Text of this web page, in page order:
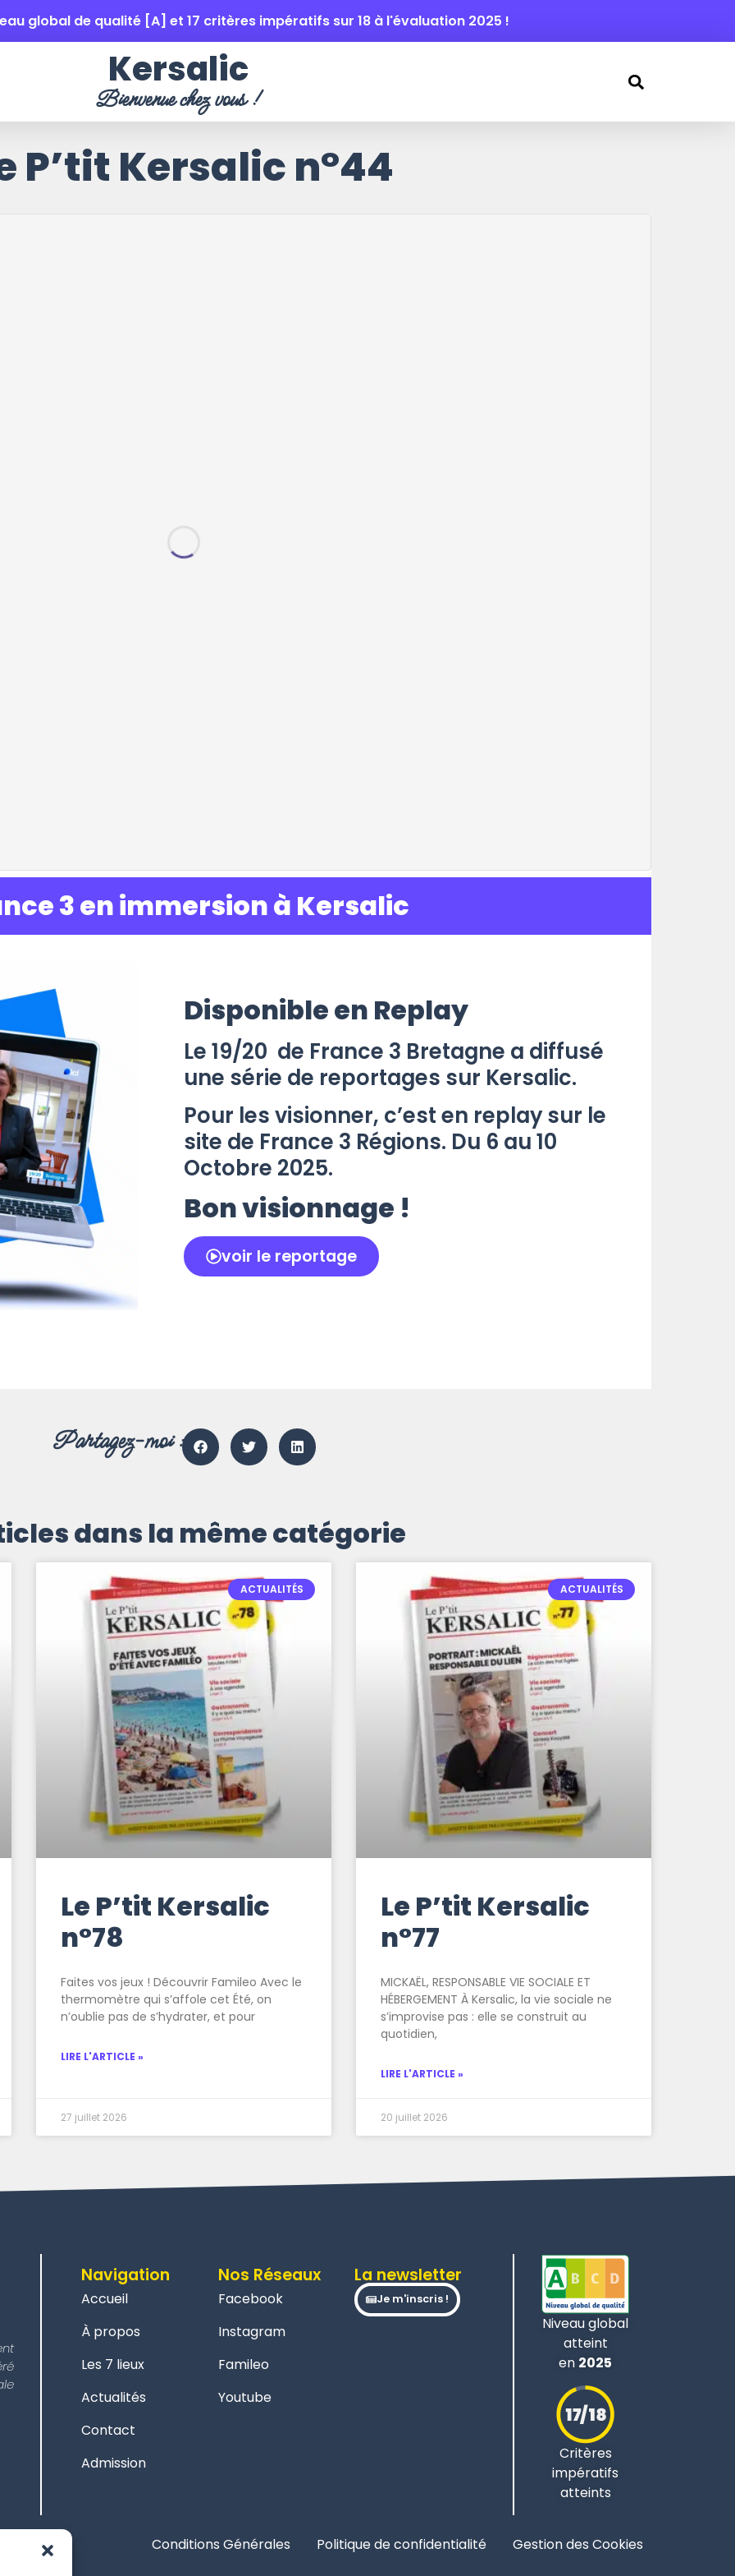
global de qualité [A] et 17 critères impératifs sur 18 à l'évaluation 2025 !
Kersalic
Bienvenue chez vous !
P’tit Kersalic n°44
3 en immersion à Kersalic
Disponible en Replay
Le 19/20 de France 3 Bretagne a diffusé
une série de reportages sur Kersalic.
Pour les visionner, c’est en replay sur le
site de France 3 Régions. Du 6 au 10
Octobre 2025.
Bon visionnage !
voir le reportage
Partagez-moi :
dans la même catégorie
ACTUALITÉS
Le P’tit Kersalic
n°78
Faites vos jeux ! Découvrir Famileo Avec le
thermomètre qui s’affole cet Été, on
n’oublie pas de s’hydrater, et pour
LIRE L'ARTICLE »
27 juillet 2026
ACTUALITÉS
Le P’tit Kersalic
n°77
MICKAËL, RESPONSABLE VIE SOCIALE ET
HÉBERGEMENT À Kersalic, la vie sociale ne
s’improvise pas : elle se construit au
quotidien,
LIRE L'ARTICLE »
20 juillet 2026
Navigation
Accueil
À propos
Les 7 lieux
Actualités
Contact
Admission
Nos Réseaux
Facebook
Instagram
Famileo
Youtube
La newsletter
Je m'inscris !
Niveau global
atteint
en 2025
Critères
impératifs
atteints
Conditions Générales Politique de confidentialité Gestion des Cookies